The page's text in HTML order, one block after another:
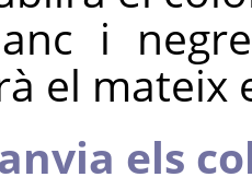
i
el mateix
els